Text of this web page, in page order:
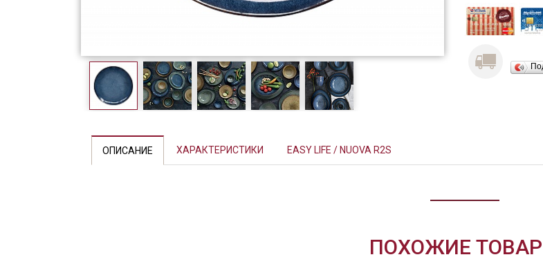
ОПИСАНИЕ ХАРАКТЕРИСТИКИ EASY LIFE / NUOVA R2S
ПОХОЖИЕ